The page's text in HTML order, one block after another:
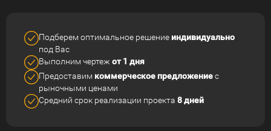
Подберем оптимальное решение индивидуально
под Вас
Выполним чертеж от 1 дня
Предоставим коммерческое предложениес
рыночными ценами
Средний срок реализации проекта 8 дней